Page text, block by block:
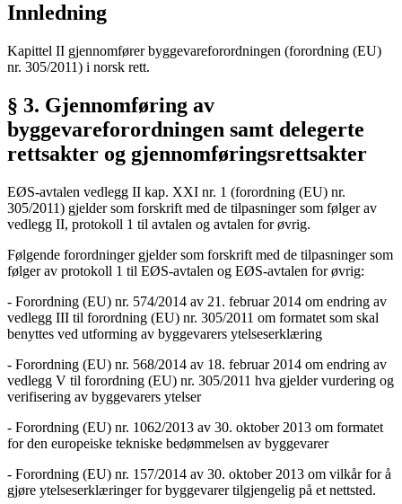
Innledning
Kapittel II gjennomfører byggevareforordningen (forordning (EU)
nr. 305/2011) i norsk rett.
§ 3. Gjennomføring av
byggevareforordningen samt delegerte
rettsakter og gjennomføringsrettsakter
EØS-avtalen vedlegg II kap. XXI nr. 1 (forordning (EU) nr.
305/2011) gjelder som forskrift med de tilpasninger som følger av
vedlegg II, protokoll 1 til avtalen og avtalen for øvrig.
Følgende forordninger gjelder som forskrift med de tilpasninger som
følger av protokoll 1 til EØS-avtalen og EØS-avtalen for øvrig:
- Forordning (EU) nr. 574/2014 av 21. februar 2014 om endring av
vedlegg III til forordning (EU) nr. 305/2011 om formatet som skal
benyttes ved utforming av byggevarers ytelseserklæring
- Forordning (EU) nr. 568/2014 av 18. februar 2014 om endring av
vedlegg V til forordning (EU) nr. 305/2011 hva gjelder vurdering og
verifisering av byggevarers ytelser
- Forordning (EU) nr. 1062/2013 av 30. oktober 2013 om formatet
for den europeiske tekniske bedømmelsen av byggevarer
- Forordning (EU) nr. 157/2014 av 30. oktober 2013 om vilkår for å
gjøre ytelseserklæringer for byggevarer tilgjengelig på et nettsted.